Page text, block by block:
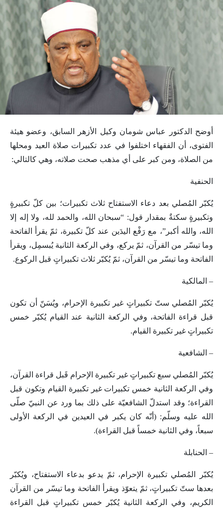
أوضح الدكتور عباس شومان وكيل الأزهر السابق، وعضو هيئة
الفتوى، أن الفقهاء اختلفوا في عدد تكبيرات صلاة العيد ومحلها
من الصلاة، ومن كبر على أي مذهب صحت صلاته، وهي كالتالي:
الحنفية
يُكبّر المُصلي بعد دعاء الاستفتاح ثلاث تكبيرات؛ بين كلّ تكبيرةٍ
وتكبيرةٍ سكتةٌ بمقدار قول: “سبحان الله، والحمد لله، ولا إله إلا
الله، والله أكبر”، مع رَفْع اليدَين عند كلّ تكبيرة، ثمّ يقرأ الفاتحة
وما تيسّر من القرآن، ثمّ يركع، وفي الركعة الثانية يُبسمِل، ويقرأ
الفاتحة وما تيسّر من القرآن، ثمّ يُكبّر ثلاث تكبيراتٍ قبل الركوع.
– المالكية
يُكبّر المُصلي ستّ تكبيراتٍ غير تكبيرة الإحرام، ويُسَنّ أن تكون
قبل قراءة الفاتحة، وفي الركعة الثانية عند القيام يُكبّر خمس
تكبيراتٍ غير تكبيرة القيام.
– الشافعية
يُكبّر المُصلي سبع تكبيراتٍ غير تكبيرة الإحرام قَبل قراءة القرآن،
وفي الركعة الثانية خمس تكبيرات غير تكبيرة القيام وتكون قبل
القراءة؛ وقد استدلّ الشافعيّة على ذلك بما ورد عن النبيّ صلّى
الله عليه وسلّم: (أنّه كان يكبر في العيدين في الركعة الأولى
سبعاً، وفي الثانية خمساً قبل القراءة).
– الحنابلة
يُكبّر المُصلي تكبيرة الإحرام، ثمّ يدعو بدعاء الاستفتاح، ويُكبّر
بعدها ستّ تكبيراتٍ، ثمّ يتعوّذ ويقرأ الفاتحة وما تيسّر من القرآن
الكريم، وفي الركعة الثانية يُكبّر خمس تكبيراتٍ قبل القراءة